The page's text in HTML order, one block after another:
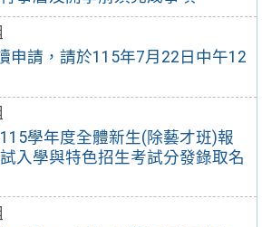
申請，請於115年7月22日中午12
學年度全體新生(除藝才班)報
入學與特色招生考試分發錄取名